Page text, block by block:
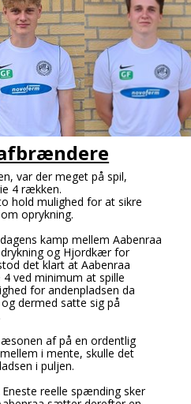
var der meget på spil,
4 rækken.
hold mulighed for at sikre
oprykning.
kamp mellem Aabenraa
og Hjordkær for
det klart at Aabenraa
ved minimum at spille
for andenpladsen da
dermed satte sig på
af på en ordentlig
i mente, skulle det
i puljen.
reelle spænding sker